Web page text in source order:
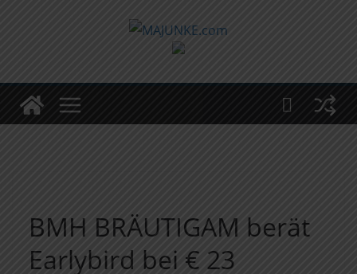
BMH BRÄUTIGAM berät
Earlybird bei € 23